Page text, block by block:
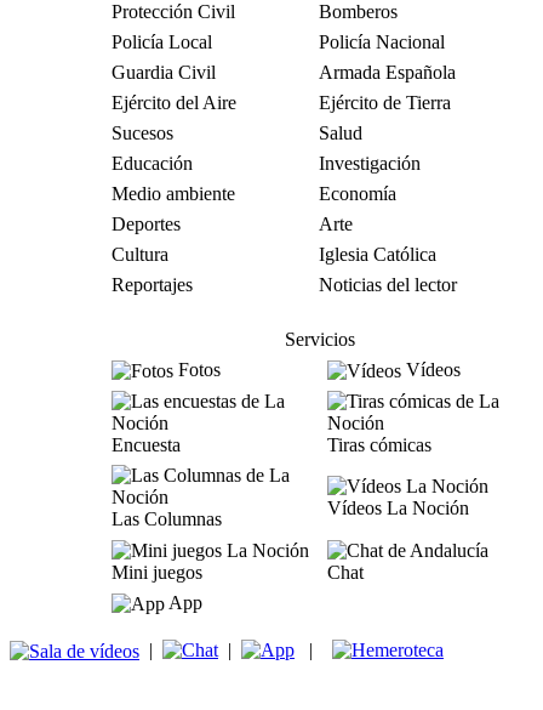
Protección Civil
Bomberos
Policía Local
Policía Nacional
Guardia Civil
Armada Española
Ejército del Aire
Ejército de Tierra
Sucesos
Salud
Educación
Investigación
Medio ambiente
Economía
Deportes
Arte
Cultura
Iglesia Católica
Reportajes
Noticias del lector
Servicios
Fotos
Vídeos
Encuesta Tiras cómicas
Las Columnas
Vídeos La Noción
Mini juegos
Chat
App
| | |